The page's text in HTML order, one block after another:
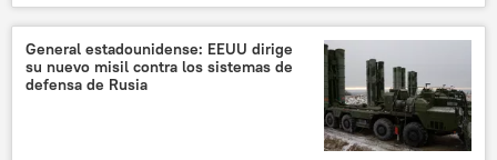
rinoceronte
rinocerontes
rinocerontes blancos
extinción
San Diego
California
zoológico
General estadounidense: EEUU dirige
su nuevo misil contra los sistemas de
defensa de Rusia